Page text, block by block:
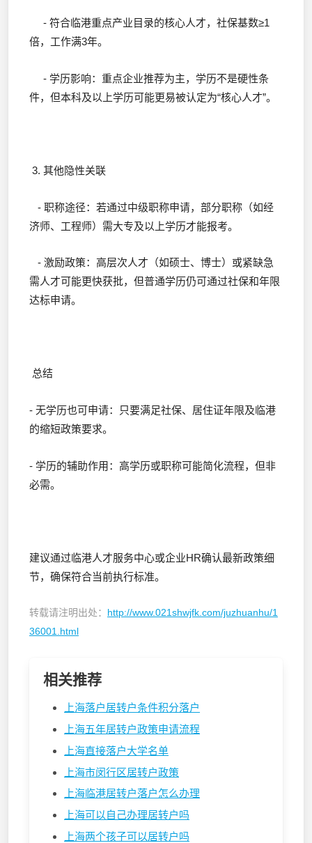
- 符合临港重点产业目录的核心人才，社保基数≥1
倍，工作满3年。
- 学历影响：重点企业推荐为主，学历不是硬性条
件，但本科及以上学历可能更易被认定为“核心人才”。
3. 其他隐性关联
- 职称途径：若通过中级职称申请，部分职称（如经
济师、工程师）需大专及以上学历才能报考。
- 激励政策：高层次人才（如硕士、博士）或紧缺急
需人才可能更快获批，但普通学历仍可通过社保和年限
达标申请。
总结
- 无学历也可申请：只要满足社保、居住证年限及临港
的缩短政策要求。
- 学历的辅助作用：高学历或职称可能简化流程，但非
必需。
建议通过临港人才服务中心或企业HR确认最新政策细
节，确保符合当前执行标准。
转载请注明出处： http://www.021shwjfk.com/juzhuanhu/1
36001.html
相关推荐
上海落户居转户条件积分落户
上海五年居转户政策申请流程
上海直接落户大学名单
上海市闵行区居转户政策
上海临港居转户落户怎么办理
上海可以自己办理居转户吗
上海两个孩子可以居转户吗